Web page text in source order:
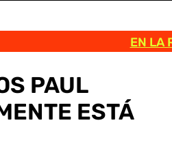
EN LA
PAUL
ESTÁ